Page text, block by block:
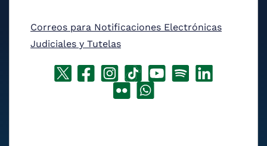
Correos para Notificaciones Electrónicas
Judiciales y Tutelas